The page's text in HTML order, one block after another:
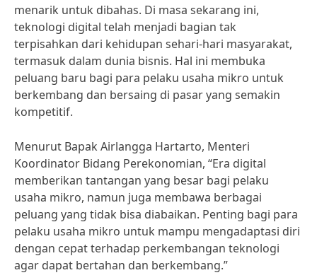
menarik untuk dibahas. Di masa sekarang ini,
teknologi digital telah menjadi bagian tak
terpisahkan dari kehidupan sehari-hari masyarakat,
termasuk dalam dunia bisnis. Hal ini membuka
peluang baru bagi para pelaku usaha mikro untuk
berkembang dan bersaing di pasar yang semakin
kompetitif.
Menurut Bapak Airlangga Hartarto, Menteri
Koordinator Bidang Perekonomian, “Era digital
memberikan tantangan yang besar bagi pelaku
usaha mikro, namun juga membawa berbagai
peluang yang tidak bisa diabaikan. Penting bagi para
pelaku usaha mikro untuk mampu mengadaptasi diri
dengan cepat terhadap perkembangan teknologi
agar dapat bertahan dan berkembang.”